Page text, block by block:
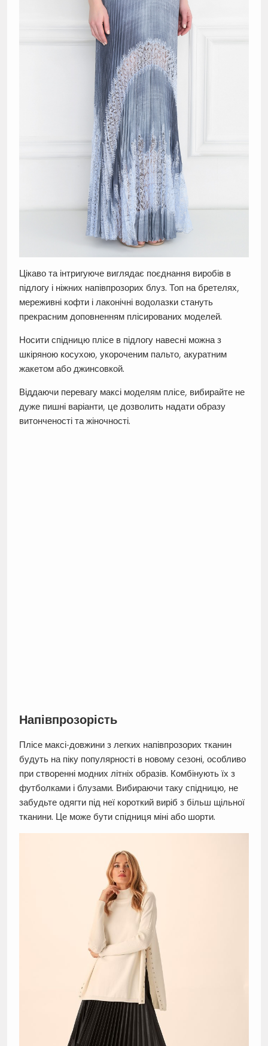
Цікаво та інтригуюче виглядає поєднання виробів в
підлогу і ніжних напівпрозорих блуз. Топ на бретелях,
мереживні кофти і лаконічні водолазки стануть
прекрасним доповненням плісированих моделей.
Носити спідницю плісе в підлогу навесні можна з
шкіряною косухою, укороченим пальто, акуратним
жакетом або джинсовкой.
Віддаючи перевагу максі моделям плісе, вибирайте не
дуже пишні варіанти, це дозволить надати образу
витонченості та жіночності.
Напівпрозорість
Плісе максі-довжини з легких напівпрозорих тканин
будуть на піку популярності в новому сезоні, особливо
при створенні модних літніх образів. Комбінують їх з
футболками і блузами. Вибираючи таку спідницю, не
забудьте одягти під неї короткий виріб з більш щільної
тканини. Це може бути спідниця міні або шорти.